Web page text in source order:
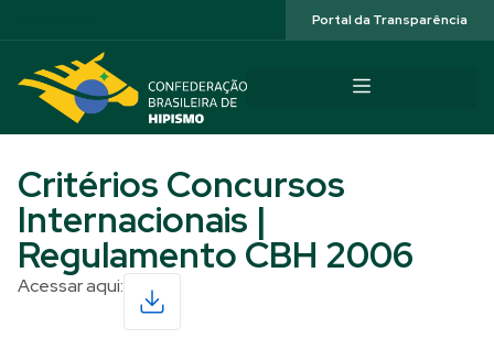
Portal da Transparência
Critérios Concursos
Internacionais |
Regulamento CBH 2006
Acessar aqui: